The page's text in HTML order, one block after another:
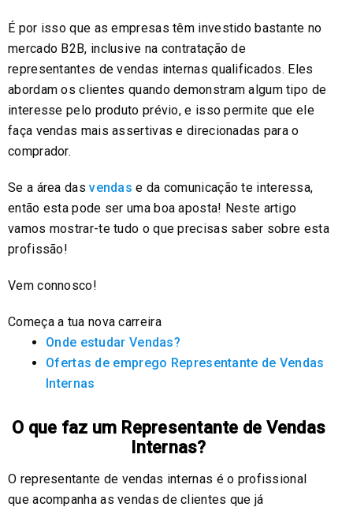
É por isso que as empresas têm investido bastante no
mercado B2B, inclusive na contratação de
representantes de vendas internas qualificados. Eles
abordam os clientes quando demonstram algum tipo de
interesse pelo produto prévio, e isso permite que ele
faça vendas mais assertivas e direcionadas para o
comprador.
Se a área dasvendase da comunicação te interessa,
então esta pode ser uma boa aposta! Neste artigo
vamos mostrar-te tudo o que precisas saber sobre esta
profissão!
Vem connosco!
Começa a tua nova carreira
Onde estudar Vendas?
Ofertas de emprego Representante de Vendas
Internas
O que faz um Representante de Vendas
Internas?
O representante de vendas internas é o profissional
que acompanha as vendas de clientes que já